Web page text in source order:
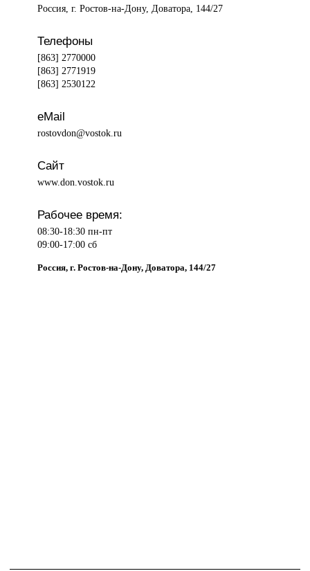
Россия, г. Ростов-на-Дону, Доватора, 144/27
Телефоны
[863] 2770000
[863] 2771919
[863] 2530122
eMail
rostovdon@vostok.ru
Сайт
www.don.vostok.ru
Рабочее время:
08:30-18:30 пн-пт
09:00-17:00 сб
Россия, г. Ростов-на-Дону, Доватора, 144/27